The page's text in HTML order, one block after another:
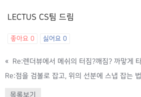
LECTUS CS팀 드림
좋아요 0 싫어요 0
«
Re:점을 검볼로 잡고, 위의 선분에 스냅 잡는 법
목록보기